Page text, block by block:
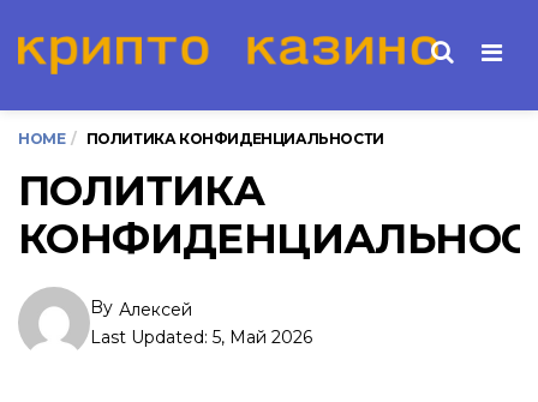
HOME ПОЛИТИКА КОНФИДЕНЦИАЛЬНОСТИ
ПОЛИТИКА
By Алексей
Last Updated: 5, Май 2026